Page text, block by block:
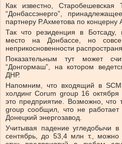
Как известно,
“Донбассэнерго”,
партнеру Р.Ахметова по концерну
Так что резиденция в
место на Донбассе, но
неприкосновенности
Показательным тут может
“Донгормаш”, на котором
ДНР.
Напомним, что входящий в SCM
холдинг Corum group 16 октября
это предприятие. Возможно, что
group сообщил, что не
Донецкий энергозавод.
Учитывая падение угледобычи
сентябрь, до 53,4 млн т., можно